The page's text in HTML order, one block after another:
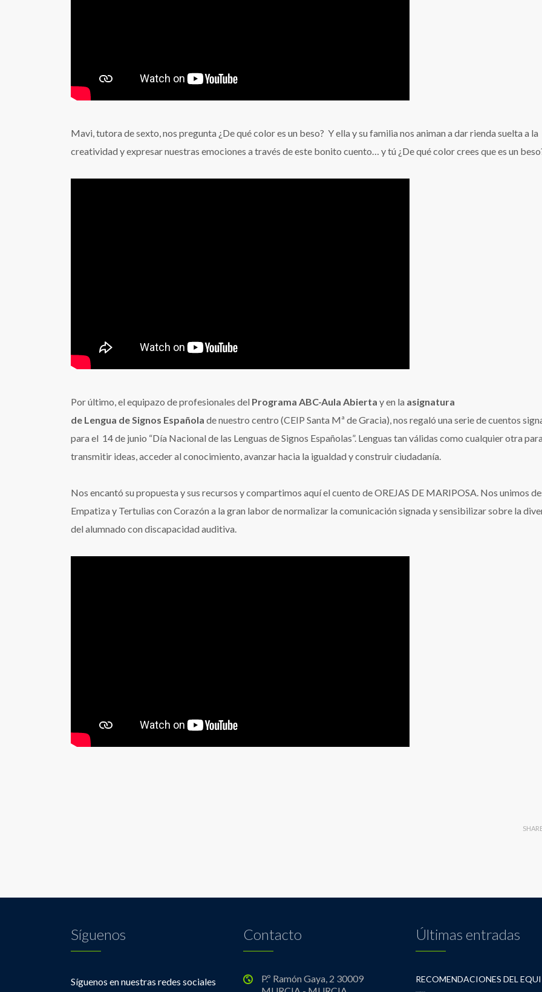
Mavi, tutora de sexto, nos pregunta ¿De qué color es un beso? Y ella y su familia nos animan a dar rienda suelta a la
creatividad y expresar nuestras emociones a través de este bonito cuento… y tú ¿De qué color crees que es un
Por último, el equipazo de profesionales del Programa ABC-Aula Abierta y en la asignatura
de Lengua de Signos Española de nuestro centro (CEIP Santa Mª de Gracia), nos regaló una serie de cuentos
para el 14 de junio “Día Nacional de las Lenguas de Signos Españolas”. Lenguas tan válidas como cualquier otra para
transmitir ideas, acceder al conocimiento, avanzar hacia la igualdad y construir ciudadanía.
Nos encantó su propuesta y sus recursos y compartimos aquí el cuento de OREJAS DE MARIPOSA. Nos unimos
Empatiza y Tertulias con Corazón a la gran labor de normalizar la comunicación signada y sensibilizar sobre la
del alumnado con discapacidad auditiva.
Síguenos
Síguenos en nuestras redes sociales
Contacto
P.º Ramón Gaya, 2 30009
Últimas entradas